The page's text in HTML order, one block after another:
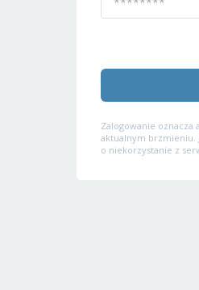
Zalogowanie oznacza
aktualnym brzmieniu.
o niekorzystanie z